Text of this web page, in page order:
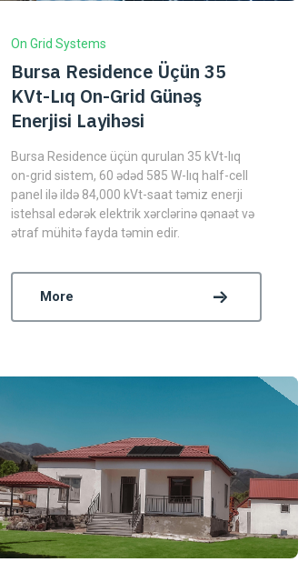
On Grid Systems
Bursa Residence Üçün 35
KVt-Lıq On-Grid Günəş
Enerjisi Layihəsi
Bursa Residence üçün qurulan 35 kVt-lıq
on-grid sistem, 60 ədəd 585 W-lıq half-cell
panel ilə ildə 84,000 kVt-saat təmiz enerji
istehsal edərək elektrik xərclərinə qənaət və
ətraf mühitə fayda təmin edir.
More